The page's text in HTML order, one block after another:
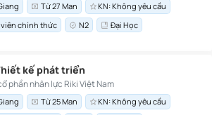
Từ 27 Man
KN: Không yêu cầu
chính thức
N2 Đại Học
kế phát triển
phần nhân lực Riki Việt Nam
Từ 25 Man
KN: Không yêu cầu